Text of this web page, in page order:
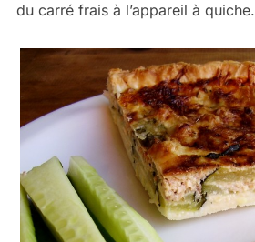
du carré frais à l’appareil à quiche.